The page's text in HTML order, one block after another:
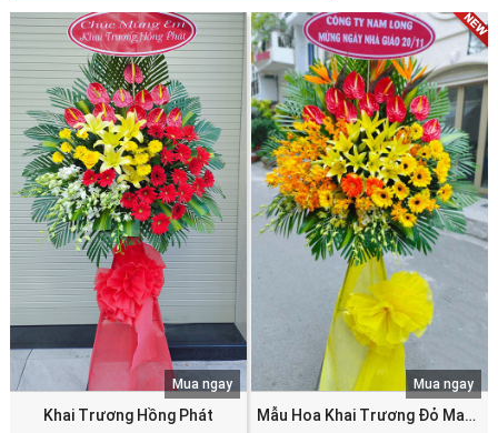
Khai Trương Hồng Phát
Mua ngay
Mẫu Hoa Khai Trương Đỏ May Mắn Tài Lộc
Mua ngay